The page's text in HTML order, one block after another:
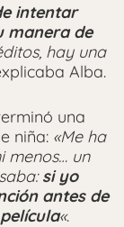
intentar
manera de
hay una
Alba.
una
niña: «Me ha
menos… un
si yo
antes de
«.